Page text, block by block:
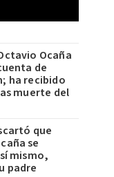
Ocaña
de
ha recibido
muerte del
que
se
mismo,
padre